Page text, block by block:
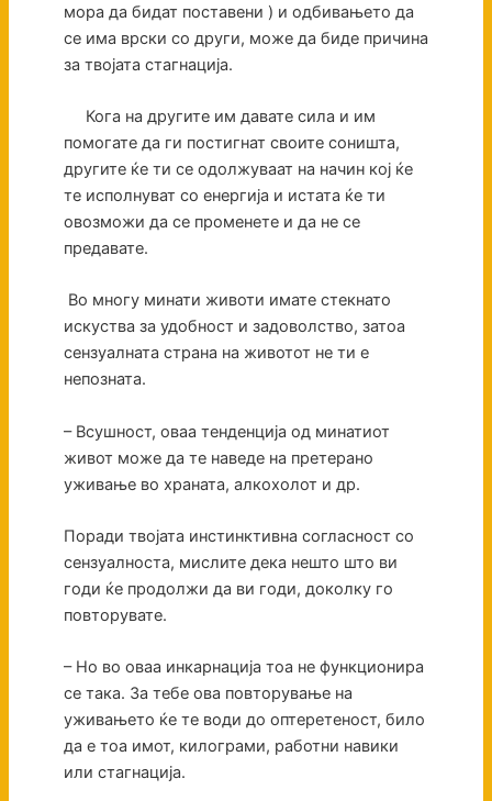
мора да бидат поставени ) и одбивањето да
се има врски со други, може да биде причина
за твојата стагнација.
Кога на другите им давате сила и им
помогате да ги постигнат своите соништа,
другите ќе ти се одолжуваат на начин кој ќе
те исполнуват со енергија и истата ќе ти
овозможи да се променете и да не се
предавате.
Во многу минати животи имате стекнато
искуства за удобност и задоволство, затоа
сензуалната страна на животот не ти е
непозната.
– Всушност, оваа тенденција од минатиот
живот може да те наведе на претерано
уживање во храната, алкохолот и др.
Поради твојата инстинктивна согласност со
сензуалноста, мислите дека нешто што ви
годи ќе продолжи да ви годи, доколку го
повторувате.
– Но во оваа инкарнација тоа не функционира
се така. За тебе ова повторување на
уживањето ќе те води до оптеретеност, било
да е тоа имот, килограми, работни навики
или стагнација.